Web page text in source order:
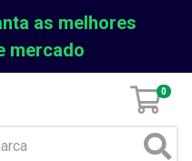
as melhores
mercado
0